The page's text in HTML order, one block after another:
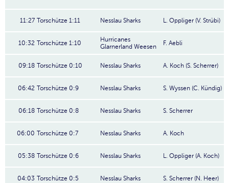
11:27 Torschütze 1:11 Nesslau Sharks L. Oppliger (V. Strübi)
10:32 Torschütze 1:10
Hurricanes
Glarnerland Weesen
F. Aebli
09:18 Torschütze 0:10 Nesslau Sharks A. Koch (S. Scherrer)
06:42 Torschütze 0:9 Nesslau Sharks S. Wyssen (C. Kündig)
06:18 Torschütze 0:8 Nesslau Sharks S. Scherrer
06:00 Torschütze 0:7 Nesslau Sharks A. Koch
05:38 Torschütze 0:6 Nesslau Sharks L. Oppliger (A. Koch)
04:03 Torschütze 0:5 Nesslau Sharks S. Scherrer (N. Heer)